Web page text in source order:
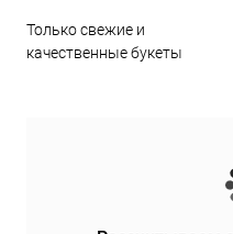
Только свежие и
качественные букеты